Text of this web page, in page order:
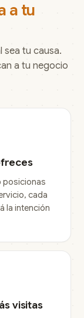
a tu
sea tu causa.
a tu negocio
posicionas
cada
la intención
visitas